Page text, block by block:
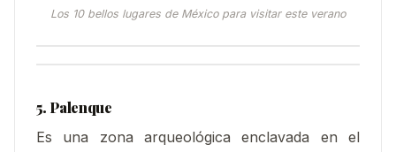
Los 10 bellos lugares de México para visitar este verano
5. Palenque
Es una zona arqueológica enclavada en el